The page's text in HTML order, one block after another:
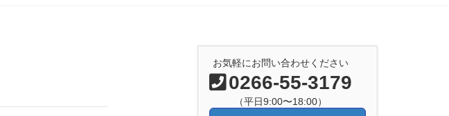
お気軽にお問い合わせください
0266-55-3179
（平日9:00〜18:00）